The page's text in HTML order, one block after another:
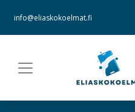
info@eliaskokoelmat.fi